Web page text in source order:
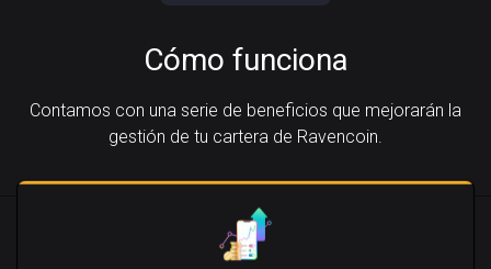
Cómo funciona
Contamos con una serie de beneficios que mejorarán la
gestión de tu cartera de Ravencoin.